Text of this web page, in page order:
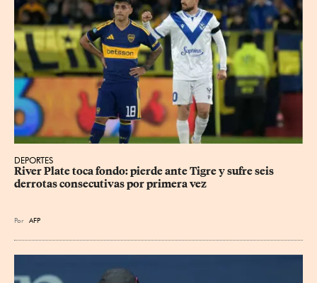
DEPORTES
River Plate toca fondo: pierde ante Tigre y sufre seis
derrotas consecutivas por primera vez
Por AFP